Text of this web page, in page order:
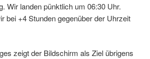
Wir landen pünktlich um 06:30 Uhr.
bei +4 Stunden gegenüber der Uhrzeit
zeigt der Bildschirm als Ziel übrigens